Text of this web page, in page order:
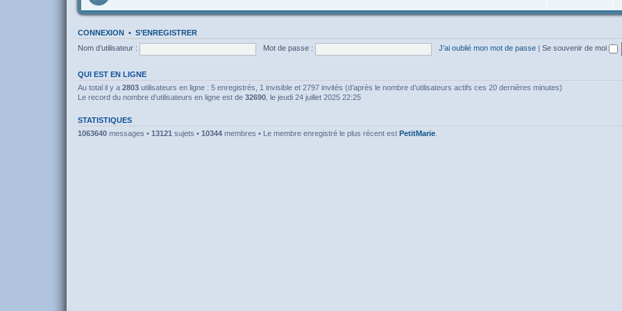
CONNEXION • S’ENREGISTRER
Nom d’utilisateur :
Mot de passe : J’ai oublié mon mot de passe Se souvenir de moi
QUI EST EN LIGNE
Au total il y a 2803 utilisateurs en ligne : 5 enregistrés, 1 invisible et 2797 invités (d’après le nombre d’utilisateurs actifs ces 20 dernières minutes)
Le record du nombre d’utilisateurs en ligne est de 32690 , le jeudi 24 juillet 2025 22:25
STATISTIQUES
1063640 messages • 13121 sujets • 10344 membres • Le membre enregistré le plus récent est PetitMarie